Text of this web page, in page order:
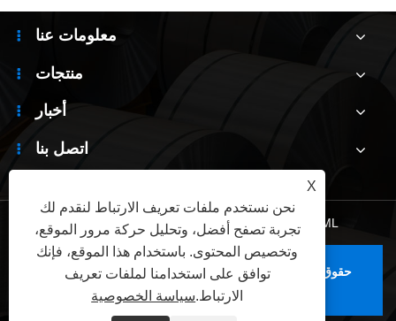
معلومات عنا
منتجات
أخبار
اتصل بنا
Links Sitemap XML
| سياسة الخصوصية
حقوق الطبع والنشر © 2025 Wuxi Jianbanghaoda Steel
Co.,Ltd. جميع الحقوق محفوظة.
X
نحن نستخدم ملفات تعريف الارتباط لنقدم لك
تجربة تصفح أفضل، وتحليل حركة مرور الموقع،
وتخصيص المحتوى. باستخدام هذا الموقع، فإنك
توافق على استخدامنا لملفات تعريف
الارتباط.سياسة الخصوصية